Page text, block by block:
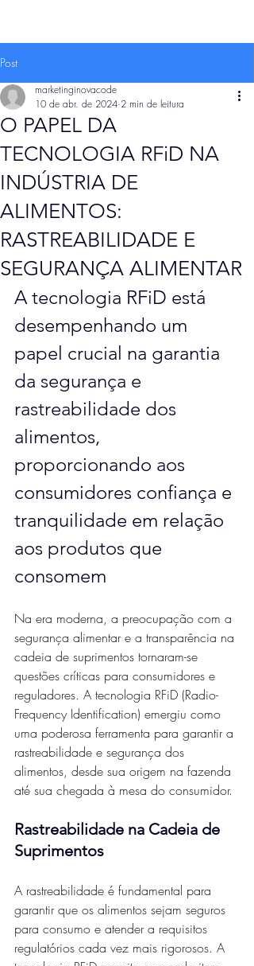
Post
O PAPEL DA
TECNOLOGIA RFiD NA
INDÚSTRIA DE
ALIMENTOS:
RASTREABILIDADE E
SEGURANÇA ALIMENTAR
marketinginovacode
10 de abr. de 2024 2 min de leitura
A tecnologia RFiD está
desempenhando um
papel crucial na garantia
da segurança e
rastreabilidade dos
alimentos,
proporcionando aos
consumidores confiança e
tranquilidade em relação
aos produtos que
consomem
Na era moderna, a preocupação com a
segurança alimentar e a transparência na
cadeia de suprimentos tornaram-se
questões críticas para consumidores e
reguladores. A tecnologia RFiD (Radio-
Frequency Identification) emergiu como
uma poderosa ferramenta para garantir a
rastreabilidade e segurança dos
alimentos, desde sua origem na fazenda
até sua chegada à mesa do consumidor.
Rastreabilidade na Cadeia de
Suprimentos
A rastreabilidade é fundamental para
garantir que os alimentos sejam seguros
para consumo e atender a requisitos
regulatórios cada vez mais rigorosos. A